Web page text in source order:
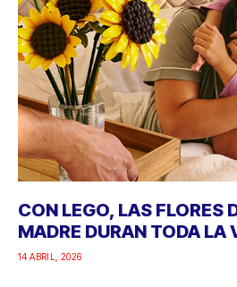
CON LEGO, LAS FLORES
MADRE DURAN TODA LA
14 ABRIL, 2026